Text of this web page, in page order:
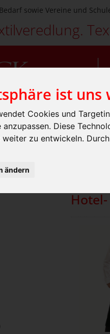
ist uns
Cookies und
anzupassen. Diese
weiter zu entwickeln.
ändern
sowie Vereine und
TEXTILIEN